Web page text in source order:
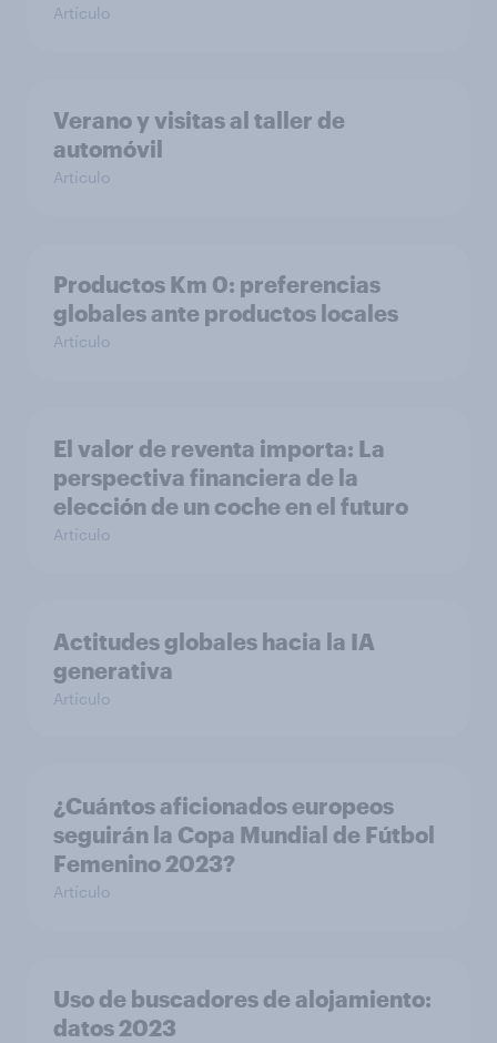
Artículo
Verano y visitas al taller de
automóvil
Artículo
Productos Km 0: preferencias
globales ante productos locales
Artículo
El valor de reventa importa: La
perspectiva financiera de la
elección de un coche en el futuro
Artículo
Actitudes globales hacia la IA
generativa
Artículo
¿Cuántos aficionados europeos
seguirán la Copa Mundial de Fútbol
Femenino 2023?
Artículo
Uso de buscadores de alojamiento:
datos 2023